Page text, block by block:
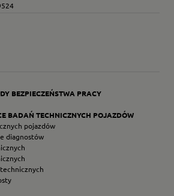
BEZPIECZEŃSTWA PRACY
BADAŃ TECHNICZNYCH POJAZDÓW
pojazdów
diagnostów